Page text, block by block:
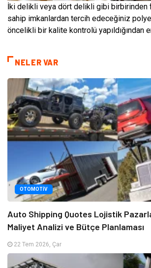
İki delikli veya dört delikli gibi birbirinden
sahip imkanlardan tercih edeceğiniz
öncelikli bir kalite kontrolü yapıldığından
NELER VAR
OTOMOTIV
Auto Shipping Quotes Lojistik
Maliyet Analizi ve Bütçe Planlaması
22 Tem 2026, Çar